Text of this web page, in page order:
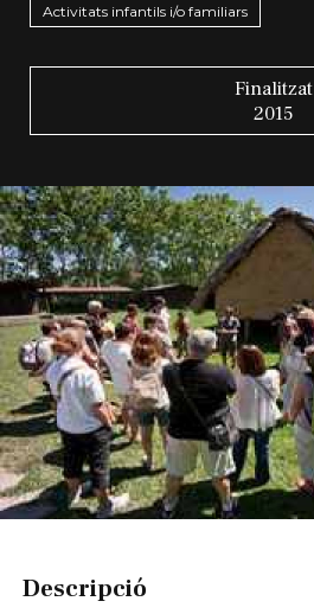
Activitats infantils i/o familiars
Finalitzat
2015
Descripció